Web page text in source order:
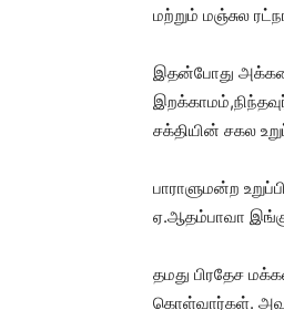
மற்றும் மஞ்சுல
இதன்போது
சக்தியின் சகல
பாராளுமன்ற
ஏ.ஆதம்பாவா
தமது பிரதேச
கொள்வார்கள்.